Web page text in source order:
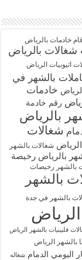
خادمات بالرياض
شغالات بالرياض
اثيوبيات الرياض
بالشهر في
خادمات
رقم خادمة
بالرياض
شغالات
شغالات بالشهر
بالرياض رخيصة
بالشهر رخيصات
بالشهر
بالشهر في جدة
فلبينيات بالشهر الرياض
بالشهر الرياض
اليومي الدمام شغاله